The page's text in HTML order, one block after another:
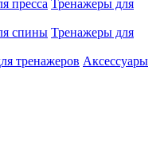
Тренажеры для
Тренажеры для
Аксессуары